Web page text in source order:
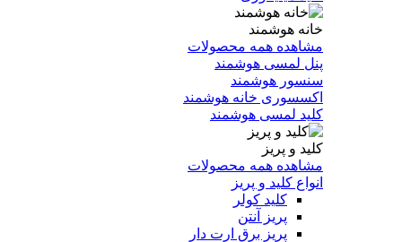
خانه هوشمند
مشاهده همه محصولات
پنل لمسی هوشمند
سنسور هوشمند
اکسسوری خانه هوشمند
کلید لمسی هوشمند
کلید و پریز
مشاهده همه محصولات
انواع کلید و پریز
کلید کولر
پریز آنتن
پریز برق ارت دار